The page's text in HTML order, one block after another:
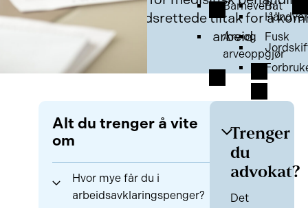
Barnevern
Arv og
arveoppgjør
Båt
Fusk
arbeidsrettede tiltak for å
arbeid.
Alt du trenger å vite
om
Hvor mye får du i
arbeidsavklaringspenger?
Trenger
du
advokat?
Det